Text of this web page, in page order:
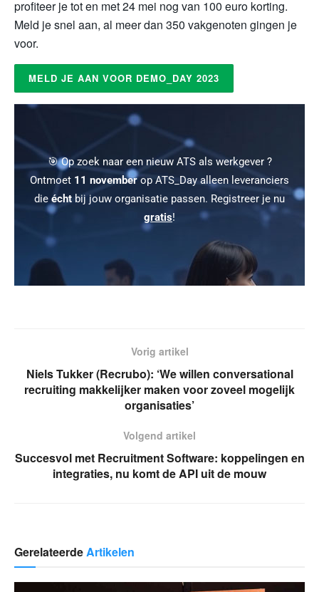
profiteer je tot en met 24 mei nog van 100 euro korting.
Meld je snel aan, al meer dan 350 vakgenoten gingen je
voor.
MELD JE AAN VOOR DEMO_DAY 2023
🎯 Op zoek naar een nieuw ATS als werkgever ?
Ontmoet 11 novemberop ATS_Day alleen leveranciers
die écht bij jouw organisatie passen. Registreer je nu
gratis!
Vorig artikel
Niels Tukker (Recrubo): ‘We willen conversational
recruiting makkelijker maken voor zoveel mogelijk
organisaties’
Volgend artikel
Succesvol met Recruitment Software: koppelingen en
integraties, nu komt de API uit de mouw
Gerelateerde Artikelen